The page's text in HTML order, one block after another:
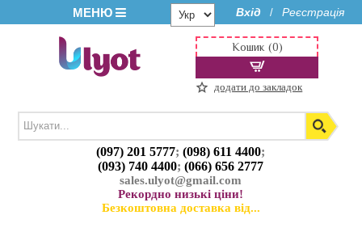
МЕНЮ Вхід / Реєстрація
(097) 201 5777;(098) 611 4400;
(093) 740 4400;(066) 656 2777
sales.ulyot@gmail.com
Рекордно низькі ціни!
Безкоштовна доставка від...
Кошик (0)
додати до закладок